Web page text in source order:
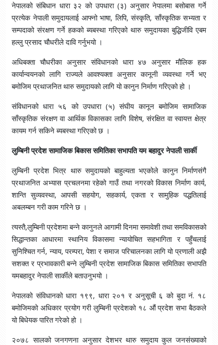
नेपालको संबिधान धारा ३२ को उपधारा (३) अनुसार नेपालमा बसोबास गर्ने
प्रत्येक नेपाली समुदायलाई आफ्नो भाषा, लिपि, संस्कृति, साँस्कृतिक सभ्यता र
सम्पदाको संरक्षण गर्ने हकको ब्यबस्था गरिएको थारु समुदायका बुद्धिजीवि एबम
हल्लु प्रसाद चौधरीले दावि गर्नुभयो ।
अधिबक्ता चौधरीका अनुसार संविधानको धारा ४७ अनुसार मौलिक हक
कार्यान्वयनको लागि राज्यले आवश्यक्ता अनुसार कानूनी व्यवस्था गर्ने भए
बमोजिम प्रथाजनित थारु समुदायको लागि यो कानुन निर्माण गरिएको हो ।
संविधानको धारा ५६ को उपधारा (५) संघीय कानून बमोजिम सामाजिक
साँस्कृतिक संरक्षण वा आर्थिक विकासका लागि विशेष, संरक्षित वा स्वायत्त क्षेत्र
कायम गर्न सकिने ब्यबस्था गरिएको छ ।
लुम्बिनी प्रदेश सामाजिक बिकास समितिका सभापति यम बहादुर नेपाली सार्की
लुम्बिनी प्रदेश भित्र थारु समुदायको बाहुल्यता भएकोले कानुन निर्माणसंगै
प्रथाजनित अभ्यास प्रचलनमा रहेको गाउँ तथा नगरको विकास निर्माण कार्य,
शान्ति सुव्यवस्था, आपसी सहयोग, सहकार्य, एकता र सामुहिक पद्धतिलाई
अबलम्बन गरी काम गरिने छ ।
त्यस्तै,लुम्बिनी प्रदेशमा बन्ने कानुनले आगामी दिनमा समावेशी तथा समविकासको
सिद्धान्तका आधारमा स्थानिय विकासमा न्यायोचित सहभागिता र पहुँचलाई
सुनिश्चित गर्न, न्याय, परम्परा, पेशा र समाज परिचालनका लागि यो प्रणाली अझै
सशक्त र प्रभावकारी बन्ने लुम्बिनी प्रदेश सामाजिक बिकास समितिका सभापति
यमबहादुर नेपाली सार्कीले बताउनुभयो ।
नेपालको संविधानको धारा १९९, धारा २०१ र अनुसूची ६ को बुदा नं. १८
बमोजिमको अधिकार प्रयोग गरी लुम्बिनी प्रदेशको १८ औं प्रदेश सभा बैठकले
यो बिधेयक पारित गरेको हो ।
२०७८ सालको जनगणना अनुसार देशभर थारु समुदाय कुल जनसंख्याको